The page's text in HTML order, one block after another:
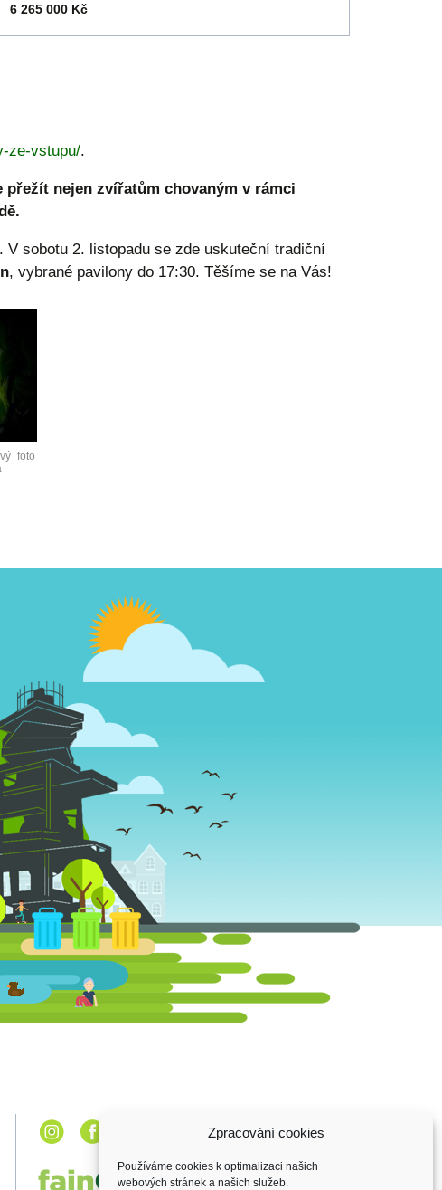
Zpracování cookies
Používáme cookies k optimalizaci našich
webových stránek a našich služeb.
6 265 000 Kč
ze-vstupu/.
nejen zvířatům chovaným v rámci
sobotu 2. listopadu se zde uskuteční tradiční
, vybrané pavilony do 17:30. Těšíme se na Vás!